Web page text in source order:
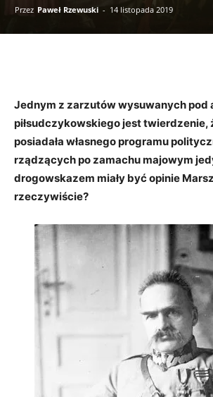
Przez Paweł Rzewuski - 14 listopada 2019
Jednym z zarzutów wysuwanych pod
piłsudczykowskiego jest twierdzenie,
posiadała własnego programu
rządzących po zamachu majowym
drogowskazem miały być opinie
rzeczywiście?